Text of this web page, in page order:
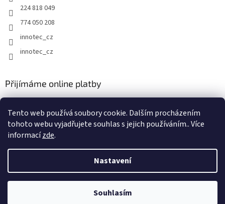
Tento web používá soubory cookie. Dalším procházením
tohoto webu vyjadřujete souhlas s jejich používáním.. Více
informacízde.
Nastavení
Souhlasím
224 818 049
774 050 208
innotec_cz
innotec_cz
Přijímáme online platby
Copyright 2026AMKA Trading, spol. s r.o.. Všechna práva
vyhrazena.